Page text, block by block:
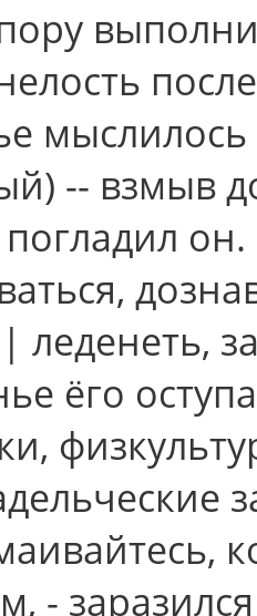
-- взмыв
леденеть,
ёго
-